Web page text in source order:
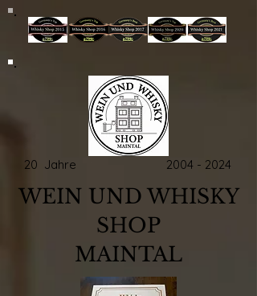
20 Jahre 2004 - 2024
WEIN UND WHISKY
SHOP
MAINTAL